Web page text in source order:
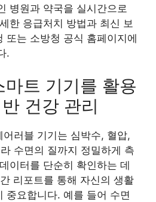
병원과 약국을 실시간으로
한 응급처치 방법과 최신 보
또는 소방청 공식 홈페이지에
.
트 기기를 활용
건강 관리
러블 기기는 심박수, 혈압,
수면의 질까지 정밀하게 측
이터를 단순히 확인하는 데
리포트를 통해 자신의 생활
중요합니다. 예를 들어 수면